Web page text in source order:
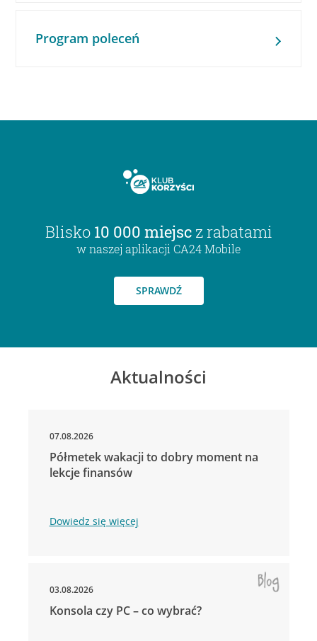
Program poleceń
Blisko 10 000 miejsc z rabatami
w naszej aplikacji CA24 Mobile
SPRAWDŹ
Aktualności
07.08.2026
Półmetek wakacji to dobry moment na
lekcje finansów
Dowiedz się więcej
03.08.2026
Konsola czy PC – co wybrać?